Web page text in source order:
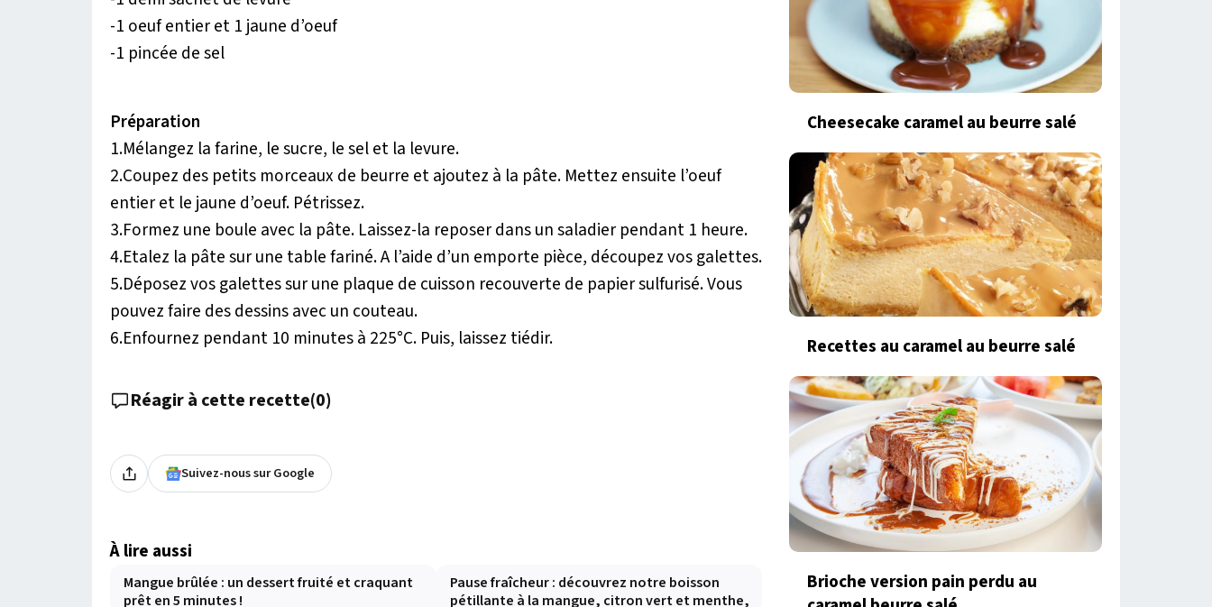
-1 oeuf entier et 1 jaune d’oeuf
-1 pincée de sel
Préparation
1.Mélangez la farine, le sucre, le sel et la levure.
2.Coupez des petits morceaux de beurre et ajoutez à la pâte. Mettez ensuite l’oeuf
entier et le jaune d’oeuf. Pétrissez.
3.Formez une boule avec la pâte. Laissez-la reposer dans un saladier pendant 1 heure.
4.Etalez la pâte sur une table fariné. A l’aide d’un emporte pièce, découpez vos galettes.
5.Déposez vos galettes sur une plaque de cuisson recouverte de papier sulfurisé. Vous
pouvez faire des dessins avec un couteau.
6.Enfournez pendant 10 minutes à 225°C. Puis, laissez tiédir.
Réagir à cette recette(0)
Suivez-nous sur Google
À lire aussi
Mangue brûlée : un dessert fruité et craquant
prêt en 5 minutes !
Pause fraîcheur : découvrez notre boisson
pétillante à la mangue, citron vert et menthe,
Cheesecake caramel au beurre salé
Recettes au caramel au beurre salé
Brioche version pain perdu au